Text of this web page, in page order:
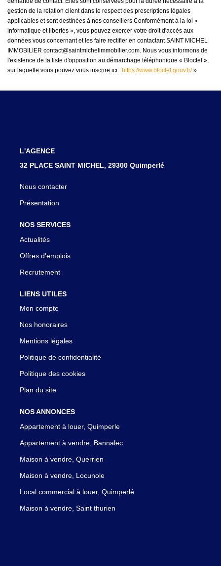
gestion de la relation client dans le respect des prescriptions légales
applicables et sont destinées à nos conseillers Conformément à la loi «
informatique et libertés », vous pouvez exercer votre droit d'accès aux
données vous concernant et les faire rectifier en contactant SAINT MICHEL
IMMOBILIER contact@saintmichelimmobilier.com. Nous vous informons de
l'existence de la liste d'opposition au démarchage téléphonique « Bloctel »,
sur laquelle vous pouvez vous inscrire ici : https://www.bloctel.gouv.fr/»
L'AGENCE
32 PLACE SAINT MICHEL, 29300 Quimperlé
Nous contacter
Présentation
NOS SERVICES
Actualités
Offres d'emplois
Recrutement
LIENS UTILES
Mon compte
Nos honoraires
Mentions légales
Politique de confidentialité
Politique des cookies
Plan du site
NOS ANNONCES
Appartement à louer, Quimperle
Appartement à vendre, Bannalec
Maison à vendre, Querrien
Maison à vendre, Locunole
Local commercial à louer, Quimperlé
Maison à vendre, Saint thurien